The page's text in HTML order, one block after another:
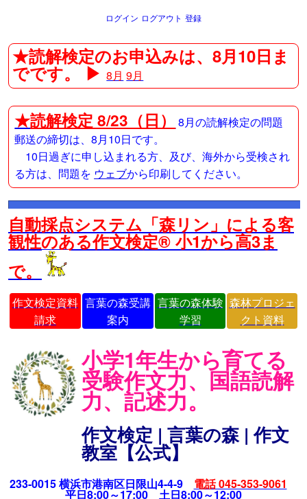
ログイン ログアウト 登録
★読解検定のお申込みは、8月10日ま
でです。 ▶8月 9月
★読解検定 8/23（日）
8月の読解検定の問題
郵送の締切は、8月10日です。
10日過ぎに申し込まれる方、及び、海外から受検され
る方は、問題を ウェブから印刷してください。
自動採点システム「森リン」による客
観性のある作文検定® 小1から高3ま
で。
作文検定資料
請求
言葉の森受講
案内
言葉の森体験
学習
森林プロジェ
クト資料
小学1年生から育てる
受験作文力、国語読解
力、記述力。
作文検定 | 言葉の森 | 作文
教室【公式】
233-0015 横浜市港南区日限山4-4-9 電話 045-353-9061
平日8:00～17:00 土日8:00～12:00